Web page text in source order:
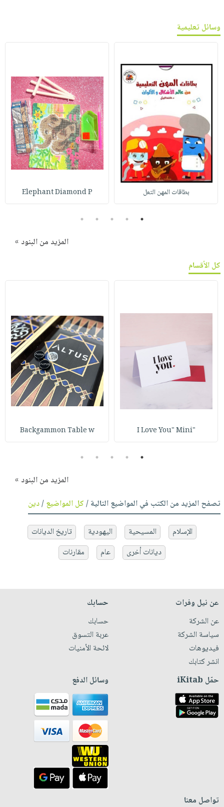
وسائل تعليمية
بطاقات المهن التعل Elephant Diamond P
1
2
3
4
5
المزيد من البنود »
كل الأقسام
"I Love You" Mini
Backgammon Table w
1
2
3
4
5
المزيد من البنود »
تصفح المزيد من الكتب في المواضيع التالية /كل المواضيع/دين
الإسلام المسيحية اليهودية
تاريخ الديانات
ديانات أخرى
عام مقارنات
عن نيل وفرات
عن الشركة
سياسة الشركة
فيديوهات
انشر كتابك
حسابك
حسابك
عربة التسوق
لائحة الأمنيات
حمّل iKitab وسائل الدفع
تواصل معنا